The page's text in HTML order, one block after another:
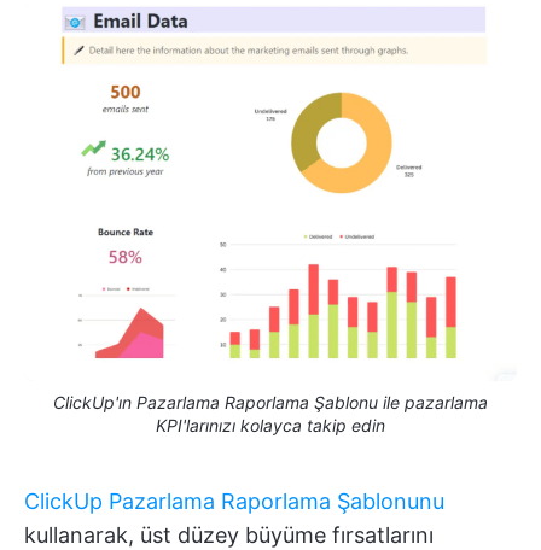
ClickUp'ın Pazarlama Raporlama Şablonu ile pazarlama
KPI'larınızı kolayca takip edin
ClickUp Pazarlama Raporlama Şablonunu
kullanarak, üst düzey büyüme fırsatlarını